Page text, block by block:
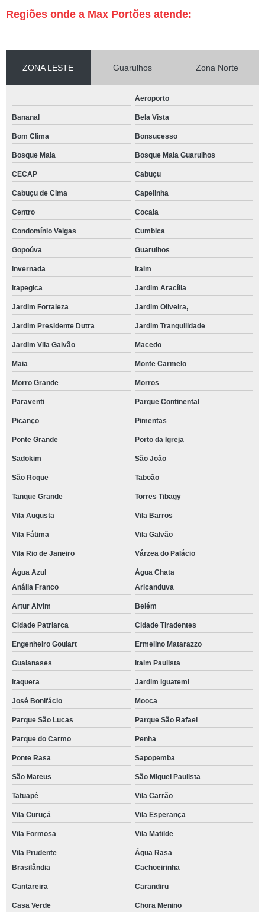
Regiões onde a Max Portões atende:
ZONA LESTE Guarulhos Zona Norte
Aeroporto
Bananal Bela Vista
Bom Clima Bonsucesso
Bosque Maia Bosque Maia Guarulhos
CECAP Cabuçu
Cabuçu de Cima Capelinha
Centro Cocaia
Condomínio Veigas Cumbica
Gopoúva Guarulhos
Invernada Itaim
Itapegica Jardim Aracília
Jardim Fortaleza Jardim Oliveira,
Jardim Presidente Dutra Jardim Tranquilidade
Jardim Vila Galvão Macedo
Maia Monte Carmelo
Morro Grande Morros
Paraventi Parque Continental
Picanço Pimentas
Ponte Grande Porto da Igreja
Sadokim São João
São Roque Taboão
Tanque Grande Torres Tibagy
Vila Augusta Vila Barros
Vila Fátima Vila Galvão
Vila Rio de Janeiro Várzea do Palácio
Água Azul
Água Chata
Anália Franco
Aricanduva
Artur Alvim Belém
Cidade Patriarca Cidade Tiradentes
Engenheiro Goulart Ermelino Matarazzo
Guaianases Itaim Paulista
Itaquera Jardim Iguatemi
José Bonifácio Mooca
Parque São Lucas Parque São Rafael
Parque do Carmo Penha
Ponte Rasa Sapopemba
São Mateus São Miguel Paulista
Tatuapé Vila Carrão
Vila Curuçá Vila Esperança
Vila Formosa Vila Matilde
Vila Prudente
Água Rasa
Brasilândia
Cachoeirinha
Cantareira Carandiru
Casa Verde Chora Menino